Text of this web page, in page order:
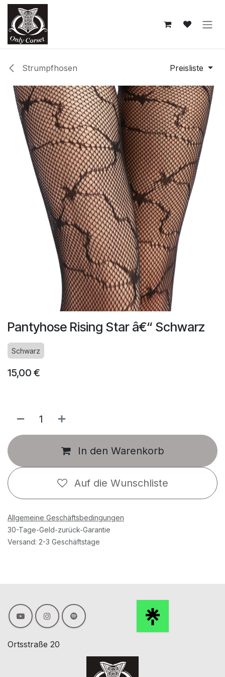
Zum Inhalt springen
Strumpfhosen Preisliste
Pantyhose Rising Star â€“ Schwarz
Schwarz
15,00 €
In den Warenkorb
Auf die Wunschliste
Allgemeine Geschäftsbedingungen
30-Tage-Geld-zurück-Garantie
Versand: 2-3 Geschäftstage
Ortsstraße 20